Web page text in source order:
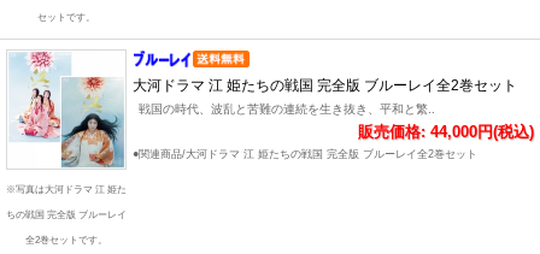
セットです。
※写真は大河ドラマ 江 姫た
ちの戦国 完全版 ブルーレイ
全2巻セットです。
大河ドラマ 江 姫たちの戦国 完全版 ブルーレイ全2巻セット
戦国の時代、波乱と苦難の連続を生き抜き、平和と繁..
販売価格: 44,000円(税込)
●関連商品/大河ドラマ 江 姫たちの戦国 完全版 ブルーレイ全2巻セット